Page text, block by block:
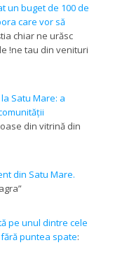
un buget de 100 de
care vor să
chiar ne urăsc
!ne tau din venituri
Satu Mare: a
din vitrină din
din Satu Mare.
”
pe unul dintre cele
puntea spate: